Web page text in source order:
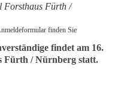
Forsthaus Fürth /
finden Sie
findet am 16.
Fürth / Nürnberg statt.